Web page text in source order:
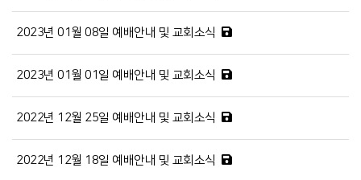
2023년 01월 08일 예배안내 및 교회소식
2023년 01월 01일 예배안내 및 교회소식
2022년 12월 25일 예배안내 및 교회소식
2022년 12월 18일 예배안내 및 교회소식